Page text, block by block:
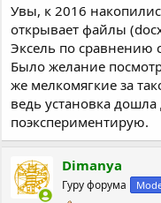
Увы, к 2016
открывает файлы
Эксель по сравнению
Было желание
же мелкомягкие за
ведь установка
поэкспериментирую.
Dimanya
Гуру форума